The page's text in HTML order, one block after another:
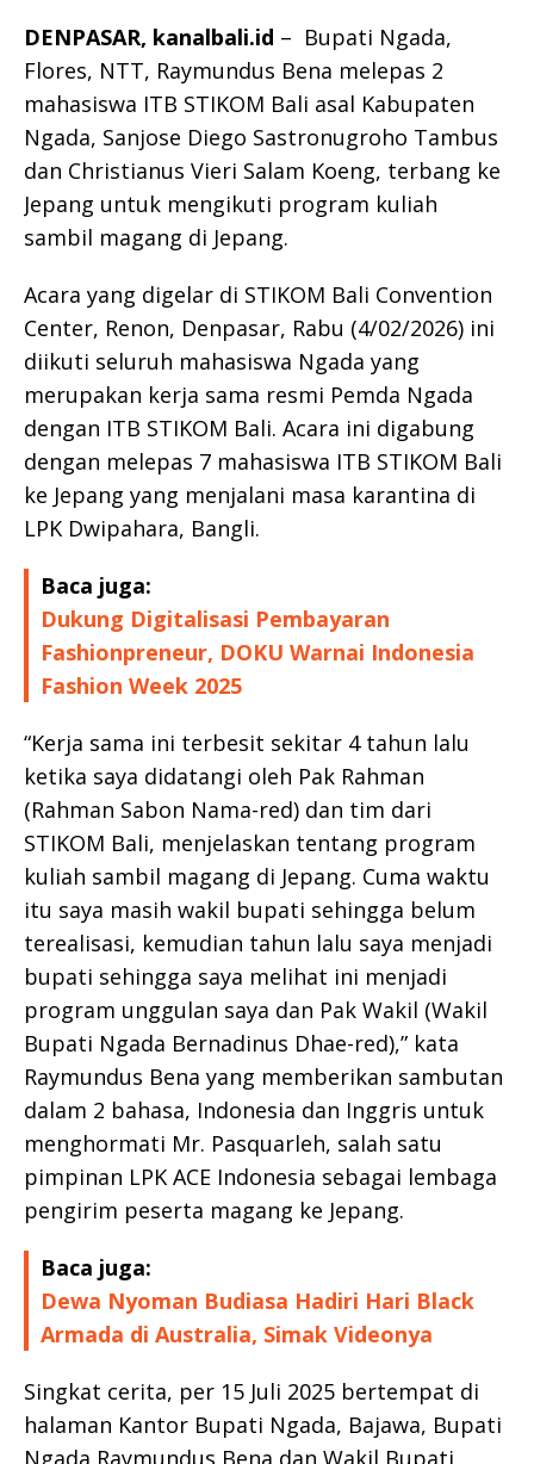
DENPASAR, kanalbali.id – Bupati Ngada,
Flores, NTT, Raymundus Bena melepas 2
mahasiswa ITB STIKOM Bali asal Kabupaten
Ngada, Sanjose Diego Sastronugroho Tambus
dan Christianus Vieri Salam Koeng, terbang ke
Jepang untuk mengikuti program kuliah
sambil magang di Jepang.
Acara yang digelar di STIKOM Bali Convention
Center, Renon, Denpasar, Rabu (4/02/2026) ini
diikuti seluruh mahasiswa Ngada yang
merupakan kerja sama resmi Pemda Ngada
dengan ITB STIKOM Bali. Acara ini digabung
dengan melepas 7 mahasiswa ITB STIKOM Bali
ke Jepang yang menjalani masa karantina di
LPK Dwipahara, Bangli.
Baca juga:
Dukung Digitalisasi Pembayaran
Fashionpreneur, DOKU Warnai Indonesia
Fashion Week 2025
“Kerja sama ini terbesit sekitar 4 tahun lalu
ketika saya didatangi oleh Pak Rahman
(Rahman Sabon Nama-red) dan tim dari
STIKOM Bali, menjelaskan tentang program
kuliah sambil magang di Jepang. Cuma waktu
itu saya masih wakil bupati sehingga belum
terealisasi, kemudian tahun lalu saya menjadi
bupati sehingga saya melihat ini menjadi
program unggulan saya dan Pak Wakil (Wakil
Bupati Ngada Bernadinus Dhae-red),” kata
Raymundus Bena yang memberikan sambutan
dalam 2 bahasa, Indonesia dan Inggris untuk
menghormati Mr. Pasquarleh, salah satu
pimpinan LPK ACE Indonesia sebagai lembaga
pengirim peserta magang ke Jepang.
Baca juga:
Dewa Nyoman Budiasa Hadiri Hari Black
Armada di Australia, Simak Videonya
Singkat cerita, per 15 Juli 2025 bertempat di
halaman Kantor Bupati Ngada, Bajawa, Bupati
Ngada Raymundus Bena dan Wakil Bupati